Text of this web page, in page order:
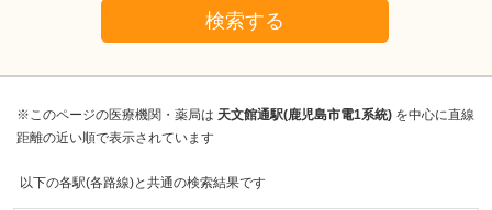
検索する
※このページの医療機関・薬局は 天文館通駅(鹿児島市電1系統) を中心に直線
距離の近い順で表示されています
以下の各駅(各路線)と共通の検索結果です